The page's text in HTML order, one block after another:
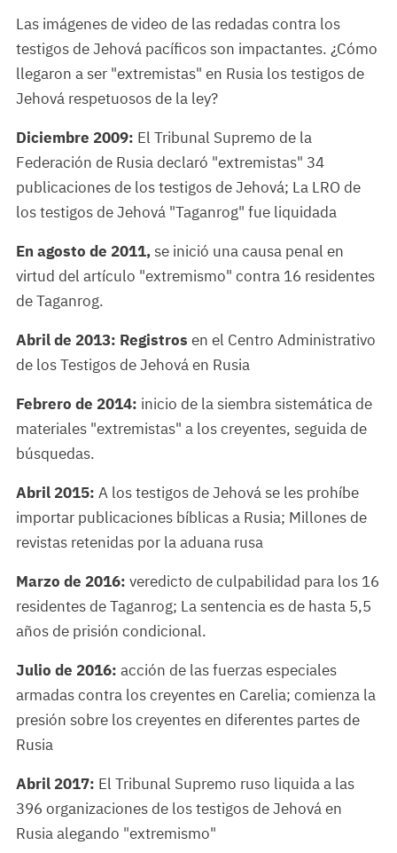
Las imágenes de video de las redadas contra los
testigos de Jehová pacíficos son impactantes. ¿Cómo
llegaron a ser "extremistas" en Rusia los testigos de
Jehová respetuosos de la ley?
Diciembre 2009: El Tribunal Supremo de la
Federación de Rusia declaró "extremistas" 34
publicaciones de los testigos de Jehová; La LRO de
los testigos de Jehová "Taganrog" fue liquidada
En agosto de 2011, se inició una causa penal en
virtud del artículo "extremismo" contra 16 residentes
de Taganrog.
Abril de 2013: Registros en el Centro Administrativo
de los Testigos de Jehová en Rusia
Febrero de 2014: inicio de la siembra sistemática de
materiales "extremistas" a los creyentes, seguida de
búsquedas.
Abril 2015: A los testigos de Jehová se les prohíbe
importar publicaciones bíblicas a Rusia; Millones de
revistas retenidas por la aduana rusa
Marzo de 2016: veredicto de culpabilidad para los 16
residentes de Taganrog; La sentencia es de hasta 5,5
años de prisión condicional.
Julio de 2016: acción de las fuerzas especiales
armadas contra los creyentes en Carelia; comienza la
presión sobre los creyentes en diferentes partes de
Rusia
Abril 2017: El Tribunal Supremo ruso liquida a las
396 organizaciones de los testigos de Jehová en
Rusia alegando "extremismo"